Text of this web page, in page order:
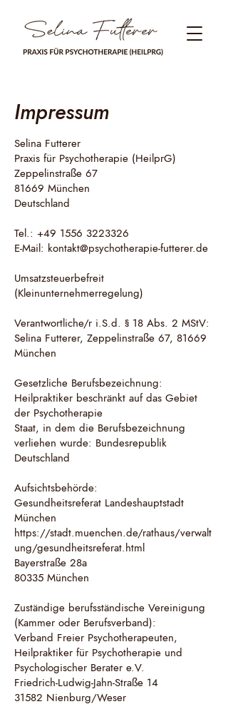
Impressum
Selina Futterer
Praxis für Psychotherapie (HeilprG)
Zeppelinstraße 67
81669 München
Deutschland
Tel.: +49 1556 3223326
E-Mail: kontakt@psychotherapie-futterer.de
Umsatzsteuerbefreit
(Kleinunternehmerregelung)
Verantwortliche/r i.S.d. § 18 Abs. 2 MStV:
Selina Futterer, Zeppelinstraße 67, 81669
München
Gesetzliche Berufsbezeichnung:
Heilpraktiker beschränkt auf das Gebiet
der Psychotherapie
Staat, in dem die Berufsbezeichnung
verliehen wurde: Bundesrepublik
Deutschland
Aufsichtsbehörde:
Gesundheitsreferat Landeshauptstadt
München
https://stadt.muenchen.de/rathaus/verwalt
ung/gesundheitsreferat.html
Bayerstraße 28a
80335 München
Zuständige berufsständische Vereinigung
(Kammer oder Berufsverband):
Verband Freier Psychotherapeuten,
Heilpraktiker für Psychotherapie und
Psychologischer Berater e.V.
Friedrich-Ludwig-Jahn-Straße 14
31582 Nienburg/Weser